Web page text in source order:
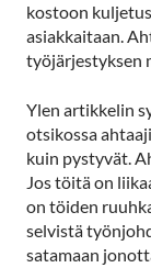
kostoon
asiakkaitaan.
työjärjestyksen
Ylen artikkelin
otsikossa
kuin pystyvät.
Jos töitä on
on töiden
selvistä
satamaan